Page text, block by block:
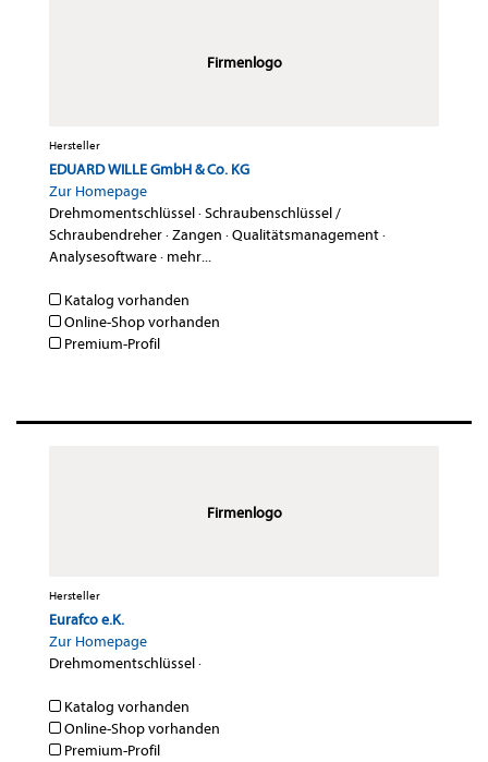
Firmenlogo
Hersteller
EDUARD WILLE GmbH & Co. KG
Zur Homepage
Drehmomentschlüssel·Schraubenschlüssel /
Schraubendreher·Zangen ·Qualitätsmanagement·
Analysesoftware· mehr...
Katalog vorhanden
Online-Shop vorhanden
Premium-Profil
Firmenlogo
Hersteller
Eurafco e.K.
Zur Homepage
Drehmomentschlüssel·
Katalog vorhanden
Online-Shop vorhanden
Premium-Profil